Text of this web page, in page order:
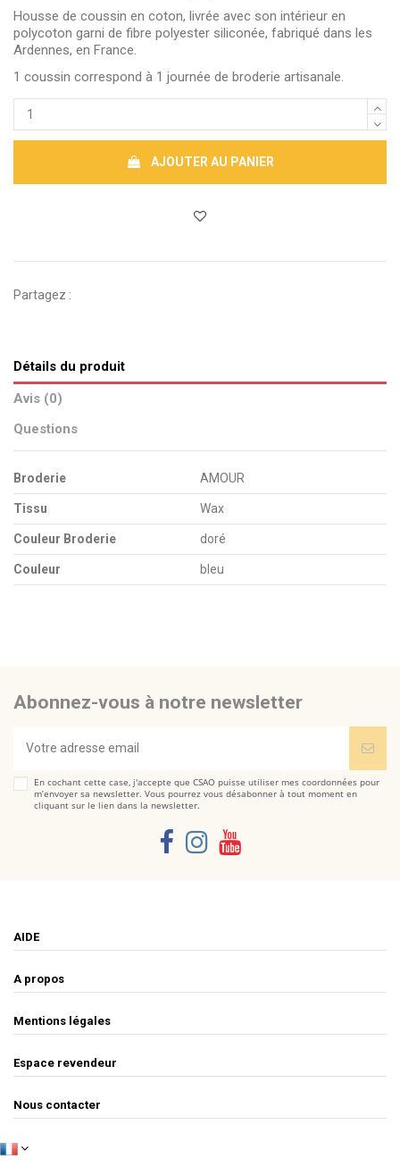
Housse de coussin en coton, livrée avec son intérieur en
polycoton garni de fibre polyester siliconée, fabriqué dans les
Ardennes, en France.
1 coussin correspond à 1 journée de broderie artisanale.
AJOUTER AU PANIER
Partagez :
Détails du produit
Avis (0)
Questions
Broderie AMOUR
Tissu Wax
Couleur Broderie doré
Couleur bleu
Consulter, révoquer ou modifier des données
Abonnez-vous à notre newsletter
En cochant cette case, j'accepte que CSAO puisse utiliser mes coordonnées pour
m’envoyer sa newsletter. Vous pourrez vous désabonner à tout moment en
cliquant sur le lien dans la newsletter.
AIDE
A propos
Mentions légales
Espace revendeur
Nous contacter